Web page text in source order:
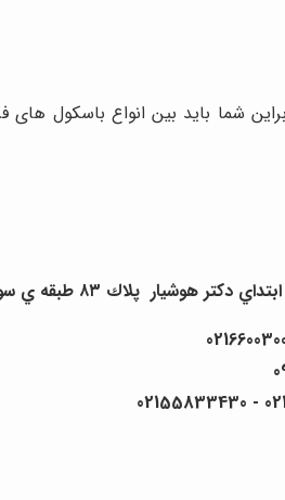
شما باید بین انواع باسکول
هوشيار پلاك ٨٣ طبقه ي سوم